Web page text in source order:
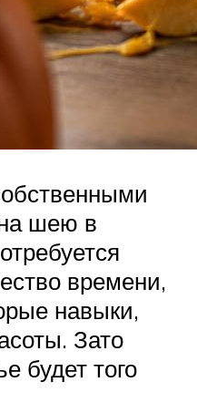
шею в
времени,
навыки,
Зато
будет того